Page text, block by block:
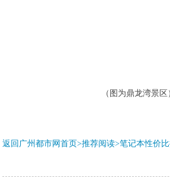
（图为鼎龙湾景区）
返回广州都市网首页>推荐阅读>笔记本性价